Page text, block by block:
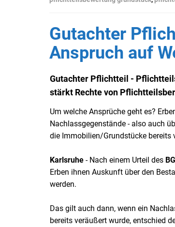
Gutachter
Anspruch auf
Gutachter Pflichtteil -
stärkt Rechte von
Um welche Ansprüche geht es?
Nachlassgegenstände - also auch
die Immobilien/Grundstücke bereits
Karlsruhe - Nach einem Urteil des
Erben ihnen Auskunft über den
werden.
Das gilt auch dann, wenn ein
bereits veräußert wurde, entschied